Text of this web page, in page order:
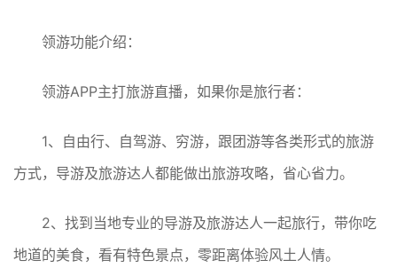
领游功能介绍：
领游APP主打旅游直播，如果你是旅行者：
1、自由行、自驾游、穷游，跟团游等各类形式的旅游
方式，导游及旅游达人都能做出旅游攻略，省心省力。
2、找到当地专业的导游及旅游达人一起旅行，带你吃
地道的美食，看有特色景点，零距离体验风土人情。